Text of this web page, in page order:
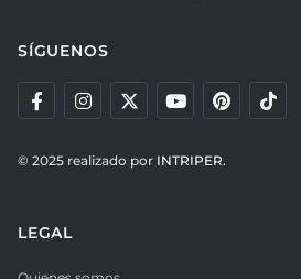
SÍGUENOS
© 2025 realizado por INTRIPER.
LEGAL